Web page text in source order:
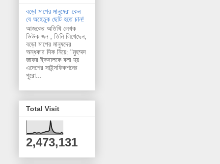
বড়ো মাপের মানুষেরা কেন
যে অহেতুক ছোট হতে চান!
আজকের অতিথি লেখক
ডিউক জন , তিনি লিখেছেন,
বড়ো মাপের মানুষদের
অন্ধকার দিক নিয়ে: "মুহম্মদ
জাফর ইকবালকে বলা হয়
এদেশের সাইন্সফিকশনের
পুরো...
Total Visit
2,473,131